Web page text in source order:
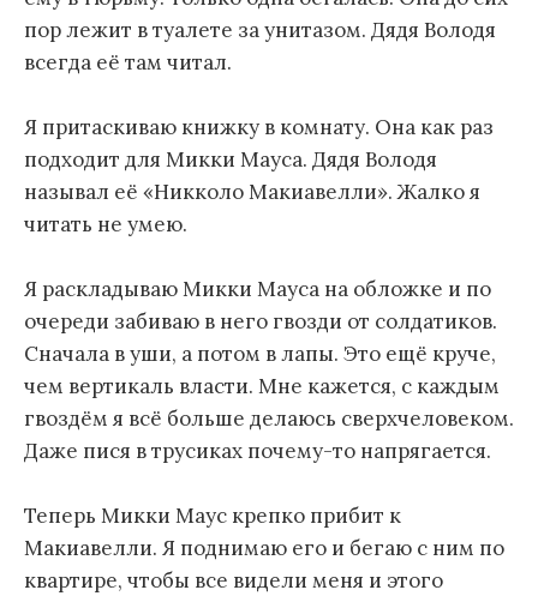
пор лежит в туалете за унитазом. Дядя Володя
всегда её там читал.
Я притаскиваю книжку в комнату. Она как раз
подходит для Микки Мауса. Дядя Володя
называл её «Никколо Макиавелли». Жалко я
читать не умею.
Я раскладываю Микки Мауса на обложке и по
очереди забиваю в него гвозди от солдатиков.
Сначала в уши, а потом в лапы. Это ещё круче,
чем вертикаль власти. Мне кажется, с каждым
гвоздём я всё больше делаюсь сверхчеловеком.
Даже пися в трусиках почему-то напрягается.
Теперь Микки Маус крепко прибит к
Макиавелли. Я поднимаю его и бегаю с ним по
квартире, чтобы все видели меня и этого